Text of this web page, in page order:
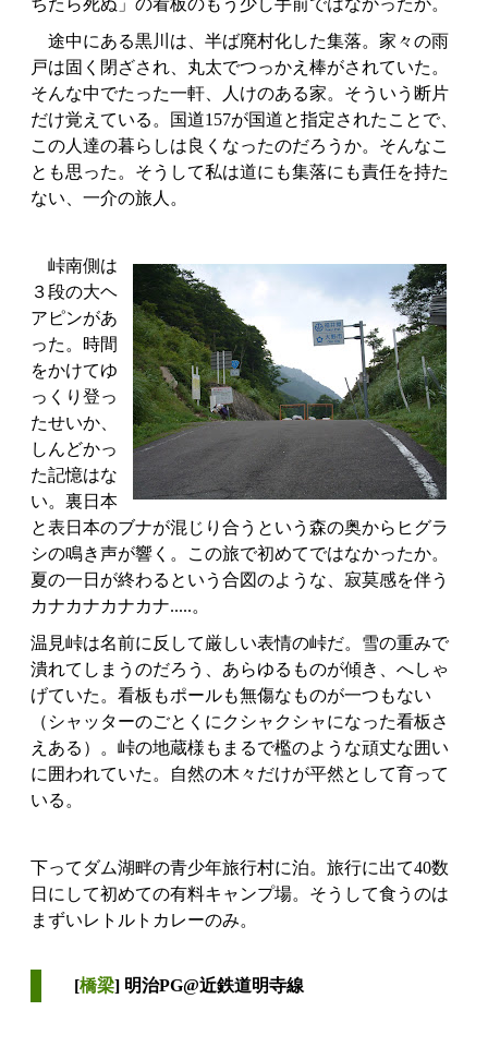
途中にある黒川は、半ば廃村化した集落。家々の雨
戸は固く閉ざされ、丸太でつっかえ棒がされていた。
そんな中でたった一軒、人けのある家。そういう断片
だけ覚えている。国道157が国道と指定されたことで、
この人達の暮らしは良くなったのだろうか。そんなこ
とも思った。そうして私は道にも集落にも責任を持た
ない、一介の旅人。
峠南側は
３段の大ヘ
アピンがあ
った。時間
をかけてゆ
っくり登っ
たせいか、
しんどかっ
た記憶はな
い。裏日本
と表日本のブナが混じり合うという森の奥からヒグラ
シの鳴き声が響く。この旅で初めてではなかったか。
夏の一日が終わるという合図のような、寂莫感を伴う
カナカナカナカナ.....。
温見峠は名前に反して厳しい表情の峠だ。雪の重みで
潰れてしまうのだろう、あらゆるものが傾き、へしゃ
げていた。看板もポールも無傷なものが一つもない
（シャッターのごとくにクシャクシャになった看板さ
えある）。峠の地蔵様もまるで檻のような頑丈な囲い
に囲われていた。自然の木々だけが平然として育って
いる。
下ってダム湖畔の青少年旅行村に泊。旅行に出て40数
日にして初めての有料キャンプ場。そうして食うのは
まずいレトルトカレーのみ。
[橋梁] 明治PG@近鉄道明寺線